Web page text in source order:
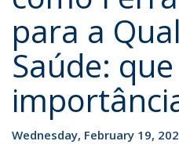
para a
Saúde: que
Wednesday, February 19,